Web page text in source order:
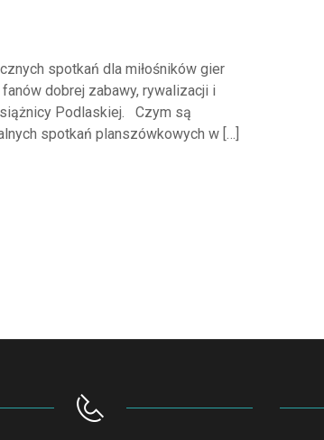
spotkań dla miłośników gier
dobrej zabawy, rywalizacji i
Podlaskiej. Czym są
spotkań planszówkowych w […]